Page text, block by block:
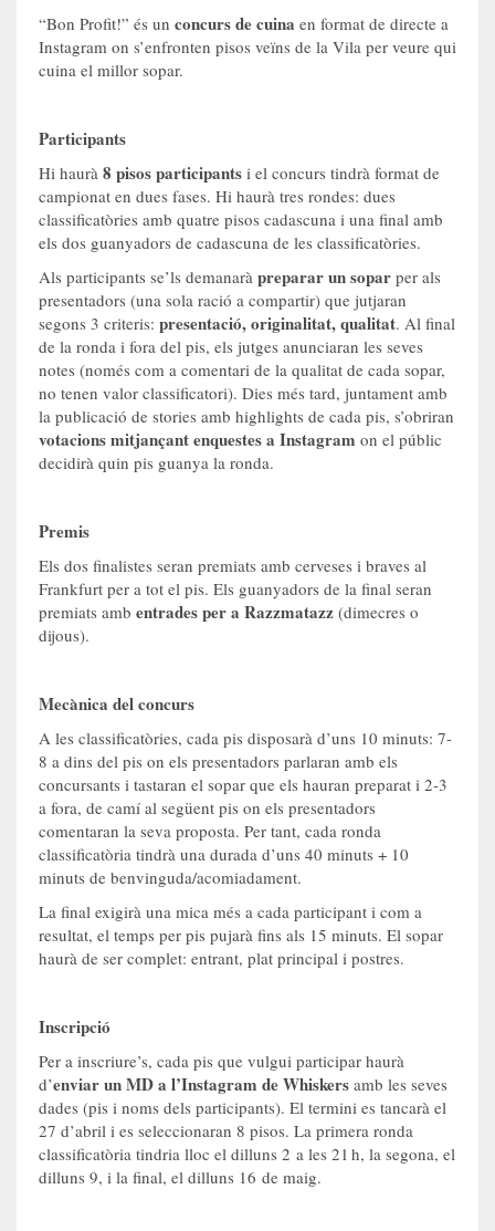
“Bon Profit!” és un concurs de cuina en format de directe a
Instagram on s’enfronten pisos veïns de la Vila per veure qui
cuina el millor sopar.
Participants
Hi haurà 8 pisos participants i el concurs tindrà format de
campionat en dues fases. Hi haurà tres rondes: dues
classificatòries amb quatre pisos cadascuna i una final amb
els dos guanyadors de cadascuna de les classificatòries.
Als participants se’ls demanarà preparar un sopar per als
presentadors (una sola ració a compartir) que jutjaran
segons 3 criteris: presentació, originalitat, qualitat. Al final
de la ronda i fora del pis, els jutges anunciaran les seves
notes (només com a comentari de la qualitat de cada sopar,
no tenen valor classificatori). Dies més tard, juntament amb
la publicació de stories amb highlights de cada pis, s’obriran
votacions mitjançant enquestes a Instagram on el públic
decidirà quin pis guanya la ronda.
Premis
Els dos finalistes seran premiats amb cerveses i braves al
Frankfurt per a tot el pis. Els guanyadors de la final seran
premiats amb entrades per a Razzmatazz (dimecres o
dijous).
Mecànica del concurs
A les classificatòries, cada pis disposarà d’uns 10 minuts: 7-
8 a dins del pis on els presentadors parlaran amb els
concursants i tastaran el sopar que els hauran preparat i 2-3
a fora, de camí al següent pis on els presentadors
comentaran la seva proposta. Per tant, cada ronda
classificatòria tindrà una durada d’uns 40 minuts + 10
minuts de benvinguda/acomiadament.
La final exigirà una mica més a cada participant i com a
resultat, el temps per pis pujarà fins als 15 minuts. El sopar
haurà de ser complet: entrant, plat principal i postres.
Inscripció
Per a inscriure’s, cada pis que vulgui participar haurà
d’enviar un MD a l’Instagram de Whiskers amb les seves
dades (pis i noms dels participants). El termini es tancarà el
27 d’abril i es seleccionaran 8 pisos. La primera ronda
classificatòria tindria lloc el dilluns 2 a les 21 h, la segona, el
dilluns 9, i la final, el dilluns 16 de maig.